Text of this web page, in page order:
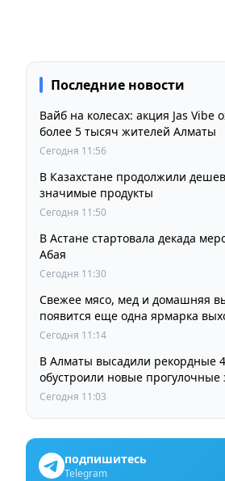
Последние новости
Вайб на колесах: акция Jas Vibe
более 5 тысяч жителей Алматы
Сегодня 11:56
В Казахстане продолжили
значимые продукты
Сегодня 11:50
В Астане стартовала декада
Абая
Сегодня 11:30
Свежее мясо, мед и домашняя
появится еще одна ярмарка
Сегодня 11:14
В Алматы высадили рекордные
обустроили новые прогулочные
Сегодня 11:03
подпишитесь
Telegram